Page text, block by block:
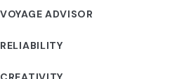
VOYAGE ADVISOR
RELIABILITY